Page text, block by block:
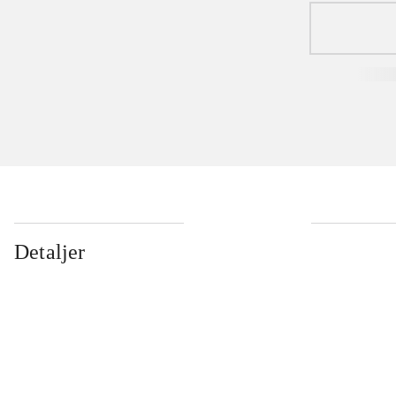
Detaljer